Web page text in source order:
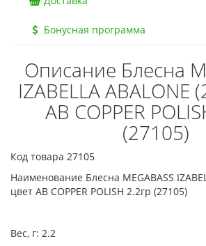
Бонусная программа
Описание Блесна
IZABELLA ABALONE
AB COPPER
(27105)
Код товара 27105
Наименование Блесна MEGABASS
цвет AB COPPER POLISH 2.2гр (27105)
Вес, г: 2.2